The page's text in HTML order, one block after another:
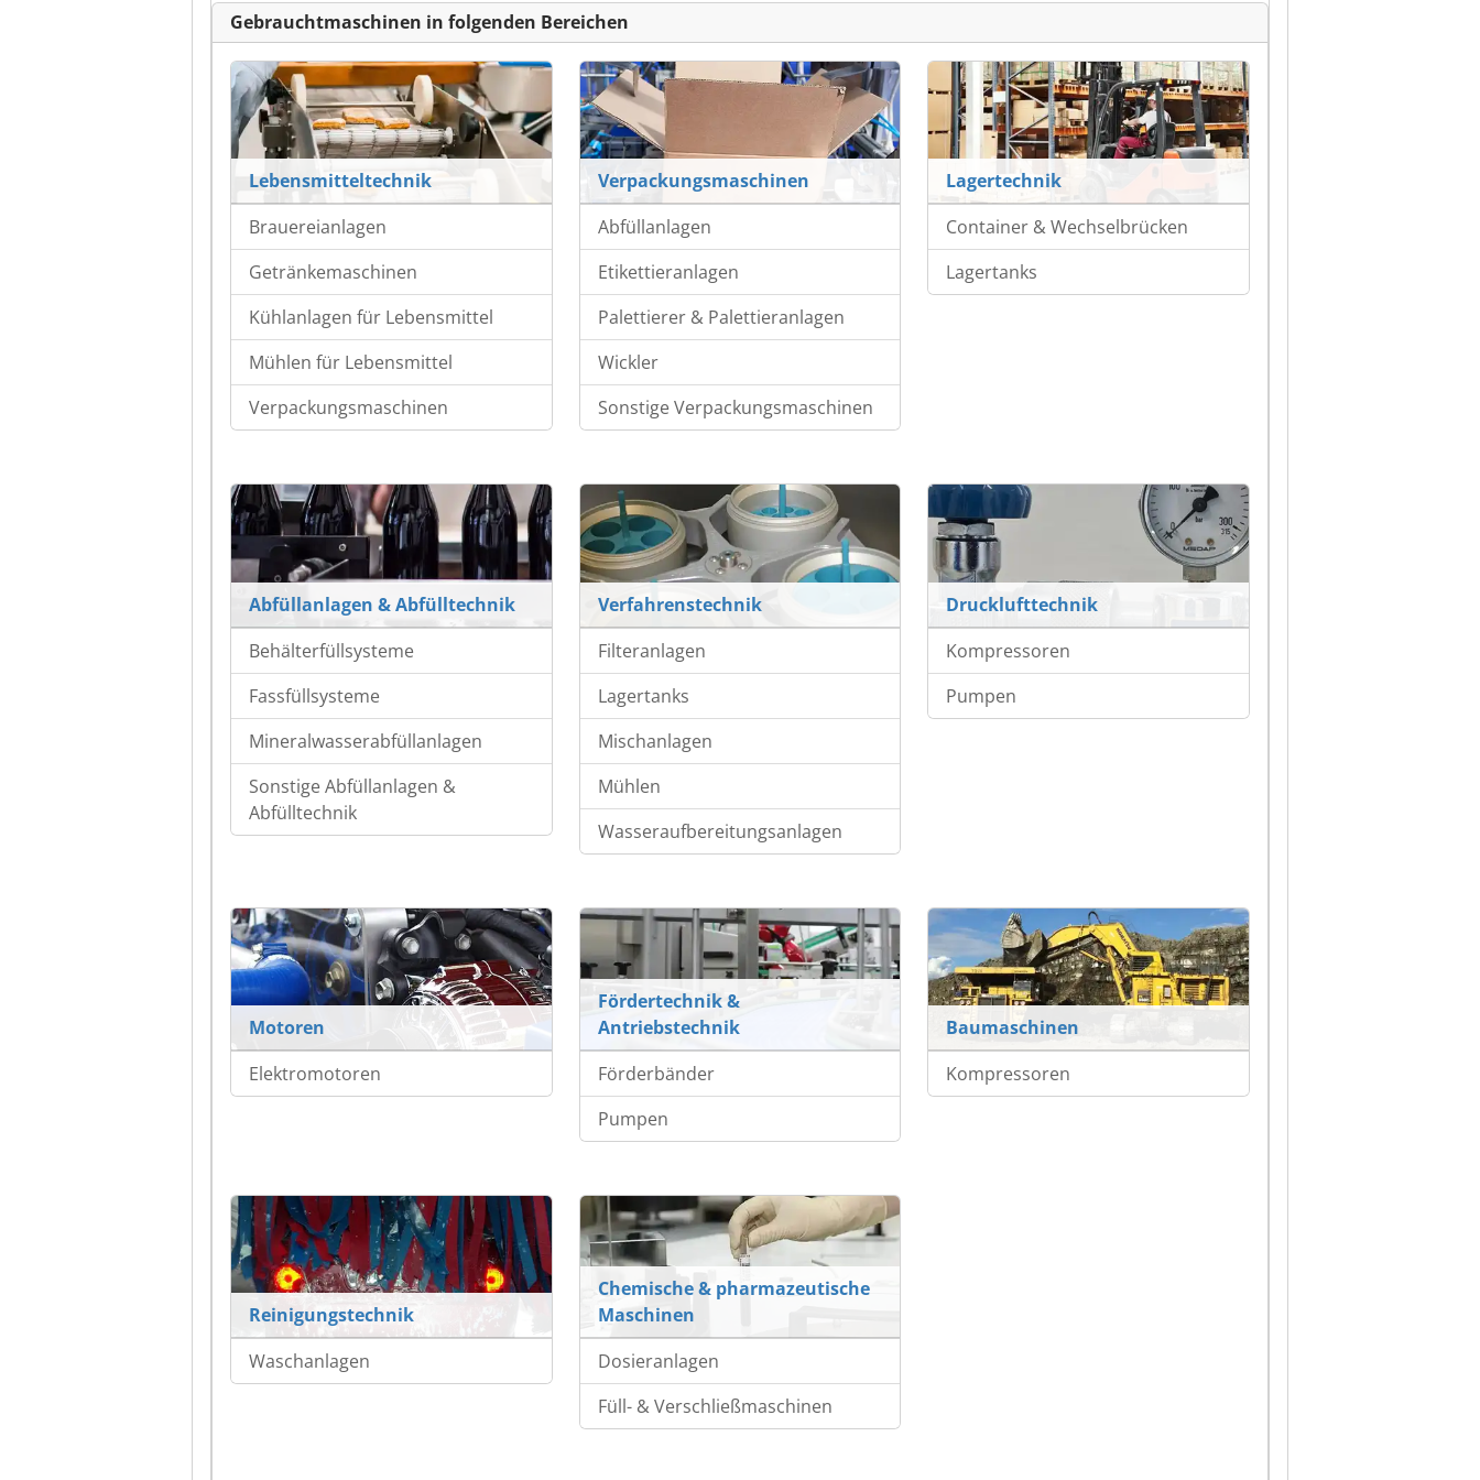
Gebrauchtmaschinen in folgenden Bereichen
Lebensmitteltechnik
Brauereianlagen
Getränkemaschinen
Kühlanlagen für Lebensmittel
Mühlen für Lebensmittel
Verpackungsmaschinen
Verpackungsmaschinen
Abfüllanlagen
Etikettieranlagen
Palettierer & Palettieranlagen
Wickler
Sonstige Verpackungsmaschinen
Lagertechnik
Container & Wechselbrücken
Lagertanks
Abfüllanlagen & Abfülltechnik
Behälterfüllsysteme
Fassfüllsysteme
Mineralwasserabfüllanlagen
Sonstige Abfüllanlagen &
Abfülltechnik
Verfahrenstechnik
Filteranlagen
Lagertanks
Mischanlagen
Mühlen
Wasseraufbereitungsanlagen
Drucklufttechnik
Kompressoren
Pumpen
Motoren
Elektromotoren
Fördertechnik &
Antriebstechnik
Förderbänder
Pumpen
Baumaschinen
Kompressoren
Reinigungstechnik
Waschanlagen
Chemische & pharmazeutische
Maschinen
Dosieranlagen
Füll- & Verschließmaschinen